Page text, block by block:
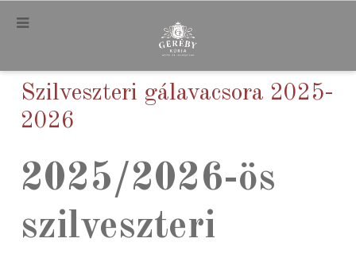
.
Szilveszteri gálavacsora 2025-
2026
2025/2026-ös
szilveszteri